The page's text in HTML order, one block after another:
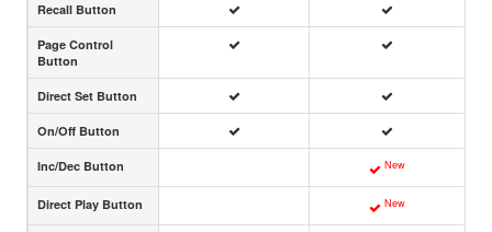
Recall Button
Page Control
Button
Direct Set Button
On/Off Button
Inc/Dec Button New
Direct Play Button New